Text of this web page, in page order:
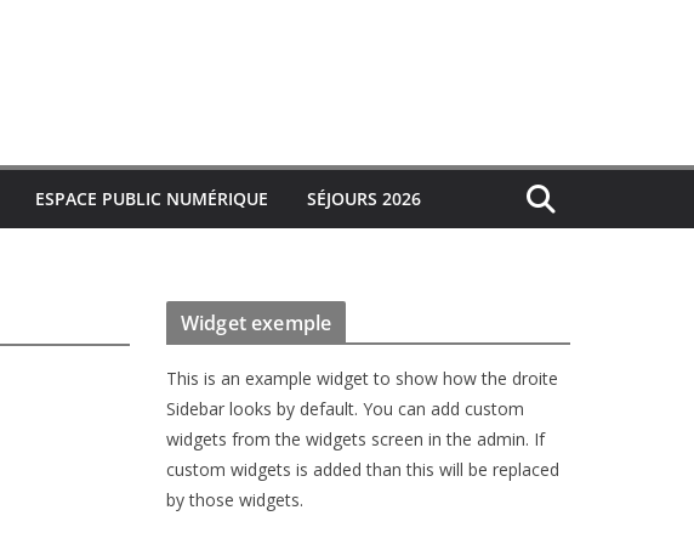
ESPACE PUBLIC NUMÉRIQUE SÉJOURS 2026
Widget exemple
This is an example widget to show how the droite
Sidebar looks by default. You can add custom
widgets from the widgets screen in the admin. If
custom widgets is added than this will be replaced
by those widgets.